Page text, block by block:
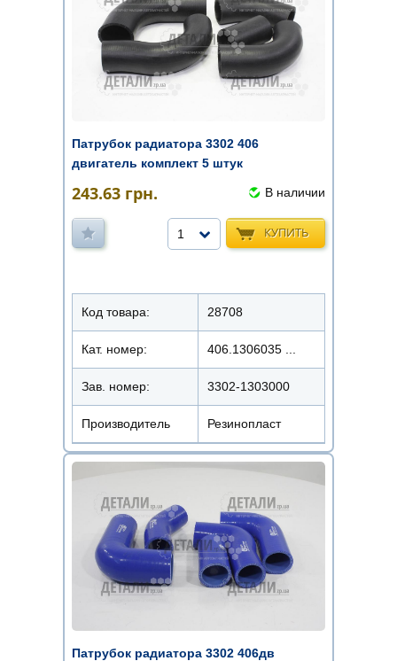
Патрубок радиатора 3302 406
двигатель комплект 5 штук
243.63 грн. В наличии
КУПИТЬ
1
Код товара: 28708
Кат. номер: 406.1306035 ...
Зав. номер: 3302-1303000
Производитель Резинопласт
Патрубок радиатора 3302 406дв